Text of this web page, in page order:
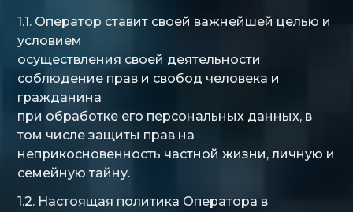
1.1. Оператор ставит своей важнейшей целью и
условием
осуществления своей деятельности
соблюдение прав и свобод человека и
гражданина
при обработке его персональных данных, в
том числе защиты прав на
неприкосновенность частной жизни, личную и
семейную тайну.
1.2. Настоящая политика Оператора в